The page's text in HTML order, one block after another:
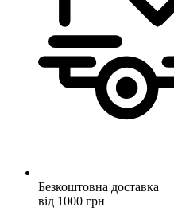
Безкоштовна доставка
від 1000 грн